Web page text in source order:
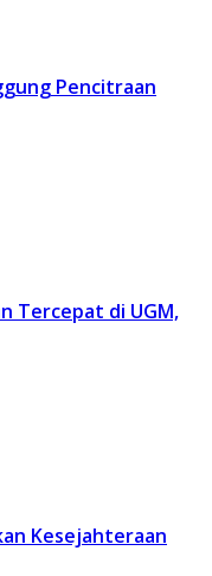
Pencitraan
Tercepat di UGM,
Kesejahteraan